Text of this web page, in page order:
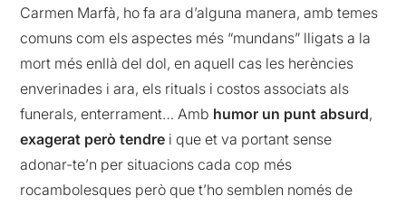
Carmen Marfà, ho fa ara d’alguna manera, amb temes
comuns com els aspectes més “mundans” lligats a la
mort més enllà del dol, en aquell cas les herències
enverinades i ara, els rituals i costos associats als
funerals, enterrament… Amb humor un punt absurd,
exagerat però tendre i que et va portant sense
adonar-te’n per situacions cada cop més
rocambolesques però que t’ho semblen només de